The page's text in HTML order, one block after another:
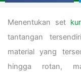
Menentukan set
tantangan
material yang
hingga rotan,